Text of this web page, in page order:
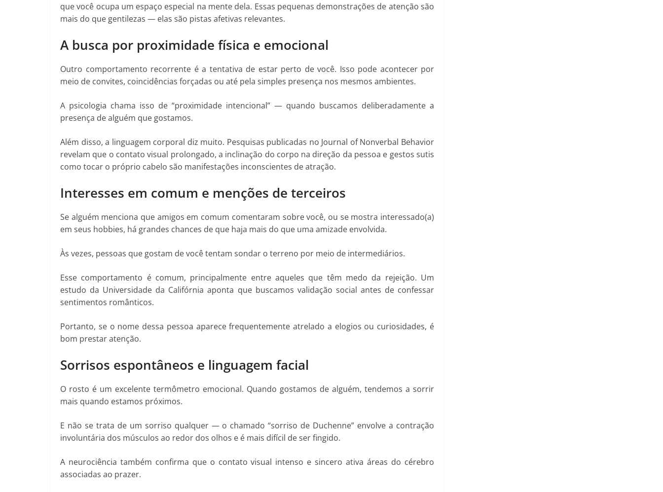
que você ocupa um espaço especial na mente dela. Essas pequenas demonstrações de atenção são
mais do que gentilezas — elas são pistas afetivas relevantes.
A busca por proximidade física e emocional
Outro comportamento recorrente é a tentativa de estar perto de você. Isso pode acontecer por
meio de convites, coincidências forçadas ou até pela simples presença nos mesmos ambientes.
A psicologia chama isso de “proximidade intencional” — quando buscamos deliberadamente a
presença de alguém que gostamos.
Além disso, a linguagem corporal diz muito. Pesquisas publicadas no Journal of Nonverbal Behavior
revelam que o contato visual prolongado, a inclinação do corpo na direção da pessoa e gestos sutis
como tocar o próprio cabelo são manifestações inconscientes de atração.
Interesses em comum e menções de terceiros
Se alguém menciona que amigos em comum comentaram sobre você, ou se mostra interessado(a)
em seus hobbies, há grandes chances de que haja mais do que uma amizade envolvida.
Às vezes, pessoas que gostam de você tentam sondar o terreno por meio de intermediários.
Esse comportamento é comum, principalmente entre aqueles que têm medo da rejeição. Um
estudo da Universidade da Califórnia aponta que buscamos validação social antes de confessar
sentimentos românticos.
Portanto, se o nome dessa pessoa aparece frequentemente atrelado a elogios ou curiosidades, é
bom prestar atenção.
Sorrisos espontâneos e linguagem facial
O rosto é um excelente termômetro emocional. Quando gostamos de alguém, tendemos a sorrir
mais quando estamos próximos.
E não se trata de um sorriso qualquer — o chamado “sorriso de Duchenne” envolve a contração
involuntária dos músculos ao redor dos olhos e é mais difícil de ser fingido.
A neurociência também confirma que o contato visual intenso e sincero ativa áreas do cérebro
associadas ao prazer.